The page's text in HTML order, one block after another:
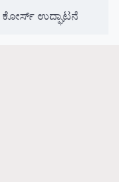
ಕೋರ್ಸ್ ಉದ್ಘಾಟನೆ